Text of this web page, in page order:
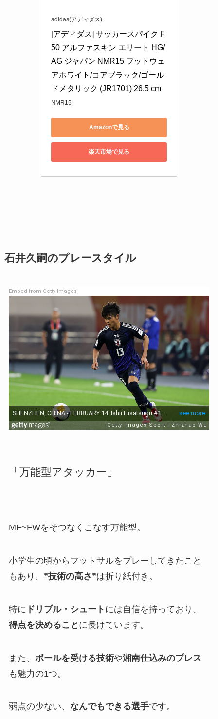
adidas(アディダス)
[アディダス] サッカースパイク F
50 アルファスキン エリート HG/
AG ジャパン NMR15 フットウェ
アホワイト/コアブラック/ゴール
ドメタリック (JR1701) 26.5 cm
NMR15
Amazonで見る
楽天市場で見る
石井久嗣のプレースタイル
Embed from Getty Images
「万能型アタッカー」
MF~FWをそつなくこなす万能型。
小学生の頃からフットサルをプレーしてきたこと
もあり、 ”技術の高さ”は折り紙付き。
特に ドリブル・シュート には自信を持っており、
得点を決めること に長けています。
また、 ボールを受ける技術や湘南仕込みのプレス
も魅力の1つ。
弱点の少ない、 なんでもできる選手です。